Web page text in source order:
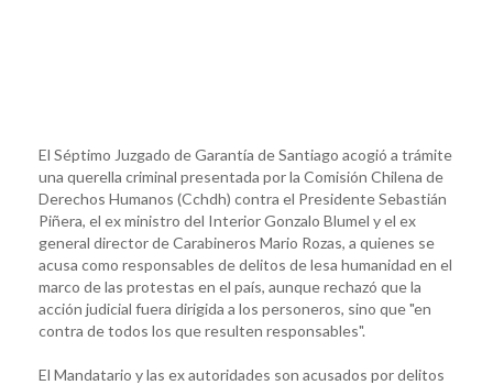
El Séptimo Juzgado de Garantía de Santiago acogió a trámite
una querella criminal presentada por la Comisión Chilena de
Derechos Humanos (Cchdh) contra el Presidente Sebastián
Piñera, el ex ministro del Interior Gonzalo Blumel y el ex
general director de Carabineros Mario Rozas, a quienes se
acusa como responsables de delitos de lesa humanidad en el
marco de las protestas en el país, aunque rechazó que la
acción judicial fuera dirigida a los personeros, sino que "en
contra de todos los que resulten responsables".
El Mandatario y las ex autoridades son acusados por delitos